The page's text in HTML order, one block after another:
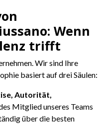
Wenn
trifft
Wir sind Ihre
basiert auf drei Säulen:
Autorität,
Mitglied unseres Teams
über die besten